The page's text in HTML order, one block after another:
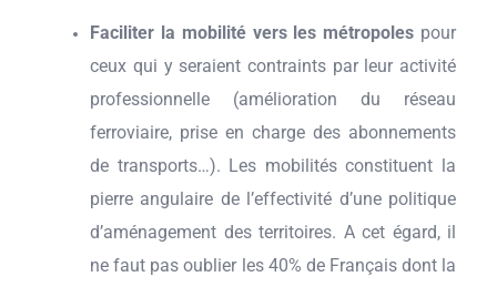
Faciliter la mobilité vers les métropoles pour
ceux qui y seraient contraints par leur activité
professionnelle (amélioration du réseau
ferroviaire, prise en charge des abonnements
de transports…). Les mobilités constituent la
pierre angulaire de l’effectivité d’une politique
d’aménagement des territoires. A cet égard, il
ne faut pas oublier les 40% de Français dont la